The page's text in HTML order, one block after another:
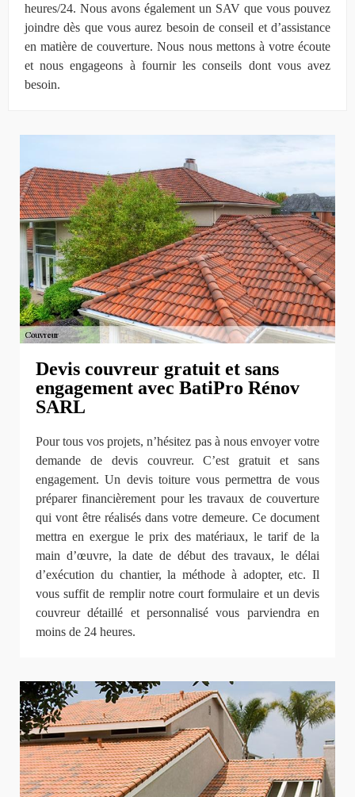
heures/24. Nous avons également un SAV que vous pouvez
joindre dès que vous aurez besoin de conseil et d’assistance
en matière de couverture. Nous nous mettons à votre écoute
et nous engageons à fournir les conseils dont vous avez
besoin.
Devis couvreur gratuit et sans
engagement avec BatiPro Rénov
SARL
Pour tous vos projets, n’hésitez pas à nous envoyer votre
demande de devis couvreur. C’est gratuit et sans
engagement. Un devis toiture vous permettra de vous
préparer financièrement pour les travaux de couverture
qui vont être réalisés dans votre demeure. Ce document
mettra en exergue le prix des matériaux, le tarif de la
main d’œuvre, la date de début des travaux, le délai
d’exécution du chantier, la méthode à adopter, etc. Il
vous suffit de remplir notre court formulaire et un devis
couvreur détaillé et personnalisé vous parviendra en
moins de 24 heures.